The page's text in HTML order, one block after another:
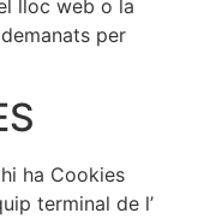
lloc web o la
per
ha Cookies
terminal de l’